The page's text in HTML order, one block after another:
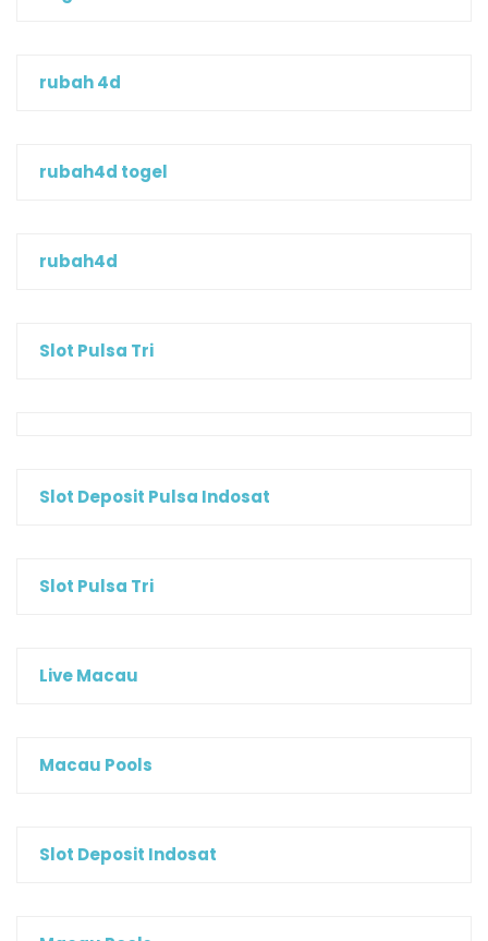
rubah 4d
rubah4d togel
rubah4d
Slot Pulsa Tri
Slot Deposit Pulsa Indosat
Slot Pulsa Tri
Live Macau
Macau Pools
Slot Deposit Indosat